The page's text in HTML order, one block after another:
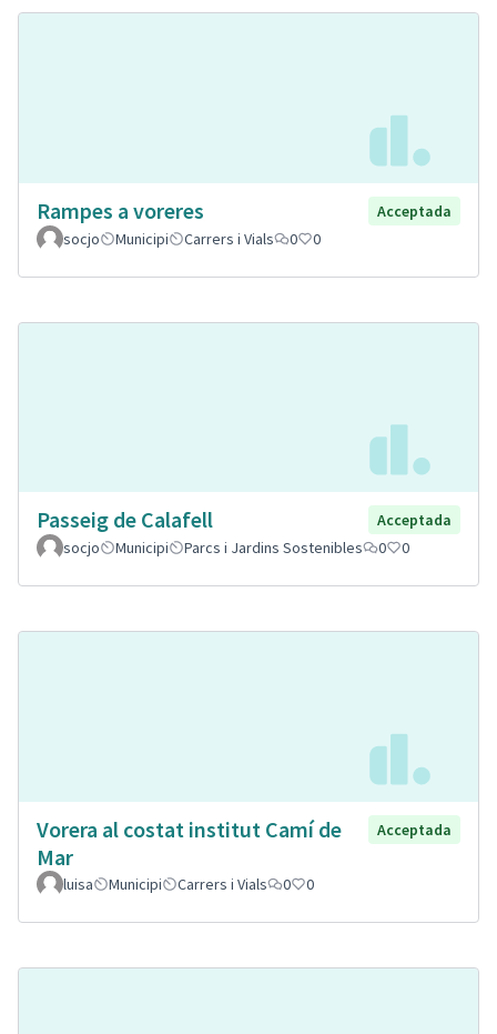
Rampes a voreres
Acceptada
socjo
Municipi Carrers i Vials 0 0
Passeig de Calafell
Acceptada
socjo
Municipi Parcs i Jardins Sostenibles 0 0
Vorera al costat institut Camí de
Mar
Acceptada
luisa Municipi Carrers i Vials 0 0